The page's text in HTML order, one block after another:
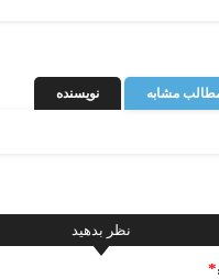
مشابه نویسنده
نظر بدهید
*